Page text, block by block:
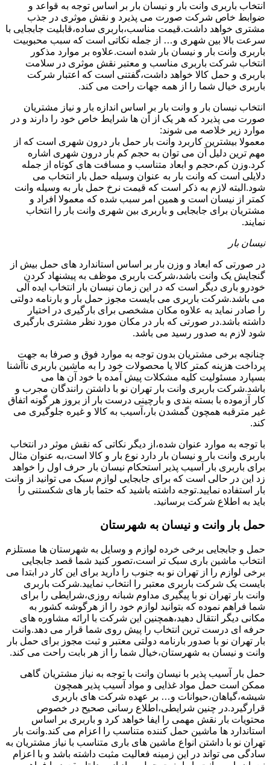
انتخاب باربری وانت بار و نیسان بار بر اساس توجه به قواعد و
ضوابط خاص شرکت صورت می پذیرد و نقش موثری در جذب
مشتری خواهد داشت.قیمت مناسب،باربری ساده،قابلیت جابجایی با
سرعت بالا بین شهری و… از جمله نکاتی است که سبب محبوبیت
باربری وانت بار و نیسان بار شده است.علاوه بر موارد مذکور
انتخاب شرکت باربری مناسب و معتبر نقش موثری در سلامت
باربری و حمل کالا خواهد داشت،گفتنی است که اعتبار شرکت
باربری خیال شما را از همه جهات راحت می کند.
انتخاب نیسان بار و وانت بار بر اساس اندازه بار و نیاز مشتریان
صورت می پذیرد که هر یک از آن ها شرایط خاص خود را دارند و در
موارد زیر خلاصه می شوند:
معمولا بیشترین کاربرد وانت بار حمل بار درون شهری است که از
مهم ترین دلیل آن می توان به حجم کم بار درون شهری اشاره
کرد.وزن کم،حجم و ابعاد متناسب و مسافت های کوتاه از جمله
دلایلی است که وانت بار به عنوان وسیله حمل بار انتخاب می
شود.البته لازم به ذکر است که قیمت نرخ حمل بار به وسیله وانت
کمتر از نیسان است و همین امر سبب شده که معمولا افراد و
مشتریان برای جابجایی و باربری بین شهری وانت بار را انتخاب
نمایند.
نیسان بار
در صورتی که ابعاد و وزن بار بر اساس استاندارد های حمل بیش از
گنجایش یک وانت باشد،شرکت باربری موظف به پیشنهاد کردن
خودرو باری دیگر است که در این زمان نیسان بار انتخاب ایده آلی
می باشد.شرکت باربری می بایست مجوز حمل بار و بارنامه دولتی
را صادر نماید به علاوه مکان مشخصی برای بارگیری در اختیار
داشته باشد.در صورتی که بار در مکان مورد نظر مشتری بارگیری
شود لازم به صدور رسید می باشد.
چنانچه برخی مشتریان بدون توجه به موارد فوق و صرفا به جهت
پرداخت هزینه کمتر کالا یا محصولات خود را به ماشین باربری ناآشنا
بسپارد مسئولیت کلیه مشکلات پیش آمده با خود آن ها می
باشد.شرکت باربری وانت بار تهران نو با داشتن رانندگان مجرب و
کار آزموده با بسته بندی و بارچینی درست بار از بروز هر گونه اتفاق
غیر مترقبه همچون گمشدن بار،آسیب به کالا و غیره جلوگیری می
کند.
با توجه به موارد عنوان شده،از دیگر نکاتی که نقش موثر در انتخاب
باربری وانت بار و نیسان بار دارد نوع بار و کالا است،به عنوان مثال
برای باربری بار آسیب پذیر استحکام نیسان بار حرف اول را خواهد
زد این در حالی است که برای جابجایی لوازم سبک می توانید از وانت
بار استفاده نمایید.توجه داشته باشید که حتما بار های شکستنی را
باید به اطلاع شرکت برسانید.
حمل بار وانت و نیسان به شهرستان
حمل و جابجایی برخی خرده لوازم و وسایل به شهرستان ها مستلزم
انتخاب ماشین باری سبک تر است،تصور کنید شما قصد جابجایی
برخی لوازم را از تهران نو به جنوب را دارید برای این کار در ابتدا می
بایست یک شرکت باربری معتبر را انتخاب نمایید.شرکت باربری
وانت بار تهران نو با پیگیری مداوم شبانه روزی،شرایطی را برای
شما فراهم نموده که بتوانید لوازم خود را از هرگوشه کشور به
مکانی دیگر انتقال دهید،همچنین این شرکت با ارائه مشاوره های
حرفه ای درست ترین انتخاب را پیش روی شما قرار می دهد.وانت
بار تهران نو با صدور بارنامه دولتی معتبر و ثبت مجوز برای حمل بار
وانت و نیسان به شهرستان،خیال شما را از هر بابت راحت می کند.
حمل بار آسیب پذیر با نیسان وانت با توجه به نیاز مشتریان گاهی
ممکن است حمل مواد غذایی و مواد آسیب پذیر همچون
شیشه،گیاهان،حیوانات و… بر عهده شرکت های باربری
قرارگیرد.در چنین شرایطی،اطلاع رسانی صحیح در خصوص
محتویات بار نقش مهمی را ایفا خواهد کرد و باربری بر اساس
استاندارد ها ماشین حمل کننده متناسب را اعزام می کند.وانت بار
تهران نو با داشتن انواع ماشین های باری متناسب با نیاز مشتریان به
سادگی می تواند در این زمینه فعالیت مثبت داشته باشد و با اعزام